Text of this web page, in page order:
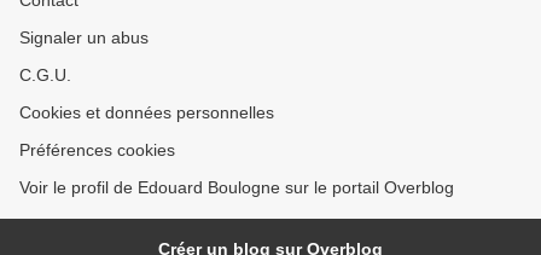
Signaler un abus
C.G.U.
Cookies et données personnelles
Préférences cookies
Voir le profil de Edouard Boulogne sur le portail Overblog
Créer un blog sur Overblog